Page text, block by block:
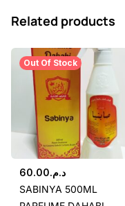
Related products
Out Of Stock
د.م.60.00
SABINYA 500ML